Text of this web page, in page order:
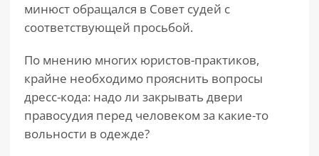
минюст обращался в Совет судей с
соответствующей просьбой.
По мнению многих юристов-практиков,
крайне необходимо прояснить вопросы
дресс-кода: надо ли закрывать двери
правосудия перед человеком за какие-то
вольности в одежде?